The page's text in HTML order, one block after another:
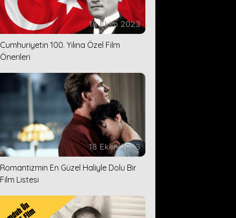
18 Ekim 2023
Cumhuriyetin 100. Yılına Özel Film
Önerileri
18 Ekim 2023
Romantizmin En Güzel Haliyle Dolu Bir
Film Listesi